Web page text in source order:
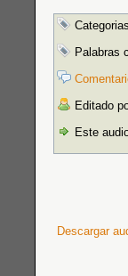
Categorias
Palabras
Editado
Este
Descargar